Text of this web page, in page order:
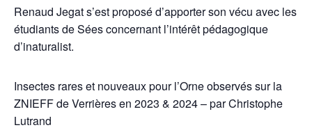
Renaud Jegat s’est proposé d’apporter son vécu avec les
étudiants de Sées concernant l’intérêt pédagogique
d’inaturalist.
Insectes rares et nouveaux pour l’Orne observés sur la
ZNIEFF de Verrières en 2023 & 2024 – par Christophe
Lutrand